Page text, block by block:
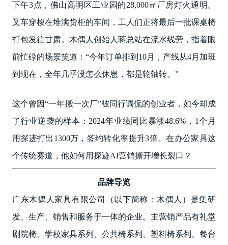
下午3点，佛山高明区工业园的28,000㎡厂房灯火通明。
叉车穿梭在堆满货柜的车间，工人们正将最后一批课桌椅
打包发往甘肃。木偶人创始人蒋总站在流水线旁，指着眼
前忙碌的场景笑道：“今年订单排到10月，产线从4月加班
到现在，全年几乎没怎么休息，都是轮轴转。”
这个曾因“一年搬一次厂”被同行调侃的创业者，如今却成
了行业逆袭的样本：2024年业绩同比暴涨48.6%，1个月
用探迹打出1300万，签约转化率提升3倍。在办公家具这
个传统赛道，他如何用探迹AI营销撕开增长裂口？
品牌导览
广东木偶人家具有限公司（以下简称：木偶人）是集研
发、生产、销售和服务于一体的企业。主营销产品有礼堂
剧院椅、学校家具系列、公共椅系列、塑料椅系列、餐台